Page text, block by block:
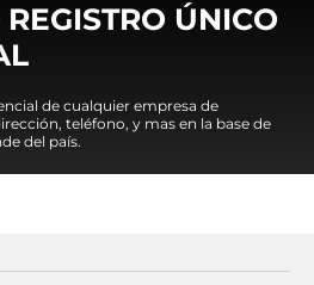
ÚNICO
de cualquier empresa de
teléfono, y mas en la base de
del país.